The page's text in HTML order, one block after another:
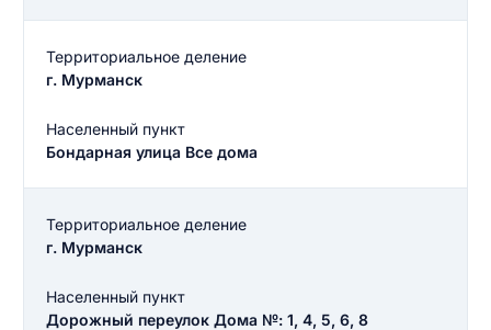
Территориальное деление
г. Мурманск
Населенный пункт
Бондарная улица Все дома
Территориальное деление
г. Мурманск
Населенный пункт
Дорожный переулок Дома №: 1, 4, 5, 6, 8